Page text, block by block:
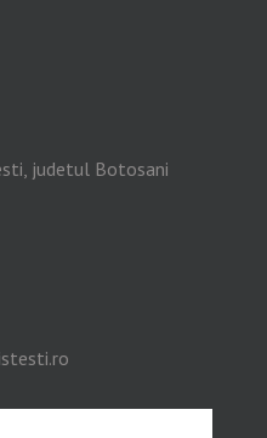
judetul Botosani